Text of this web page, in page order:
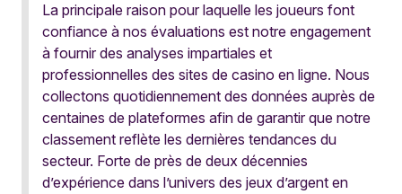
La principale raison pour laquelle les joueurs font
confiance à nos évaluations est notre engagement
à fournir des analyses impartiales et
professionnelles des sites de casino en ligne. Nous
collectons quotidiennement des données auprès de
centaines de plateformes afin de garantir que notre
classement reflète les dernières tendances du
secteur. Forte de près de deux décennies
d’expérience dans l’univers des jeux d’argent en